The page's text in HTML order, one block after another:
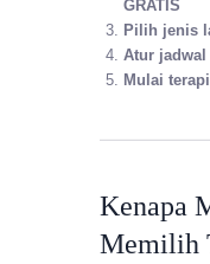
GRATIS
Pilih jenis
Atur jadwal
Mulai
Kenapa
Memilih